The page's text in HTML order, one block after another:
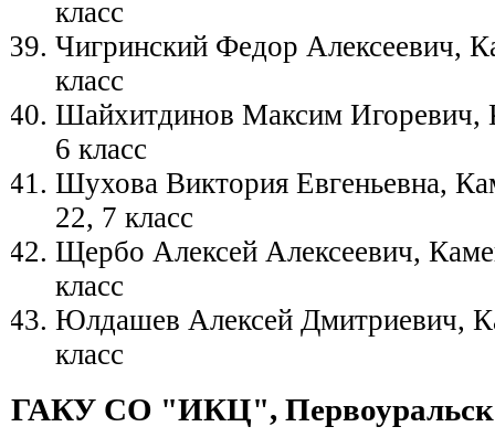
класс
Чигринский Федор Алексеевич,
класс
Шайхитдинов Максим Игоревич,
6 класс
Шухова Виктория Евгеньевна,
22, 7 класс
Щербо Алексей Алексеевич,
класс
Юлдашев Алексей Дмитриевич,
класс
ГАКУ СО "ИКЦ", Первоуральск